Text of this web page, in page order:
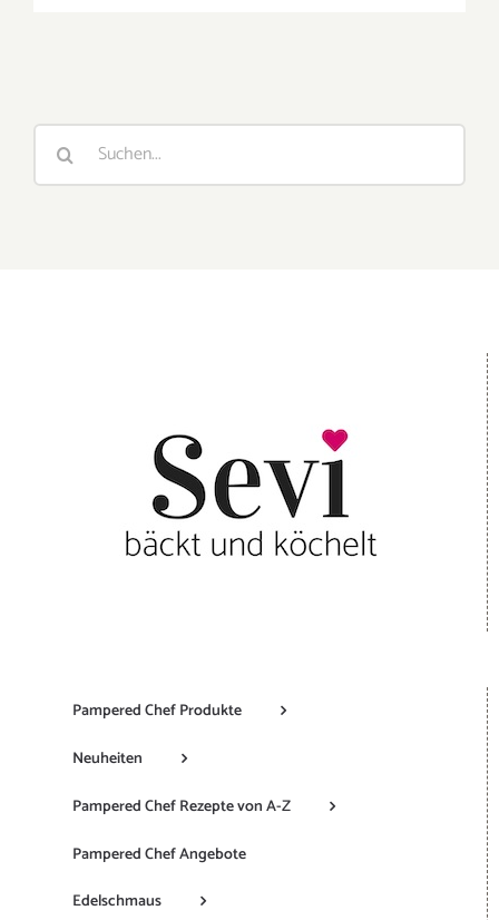
Suche
nach:
Pampered Chef Produkte
Neuheiten
Pampered Chef Rezepte von A-Z
Pampered Chef Angebote
Edelschmaus